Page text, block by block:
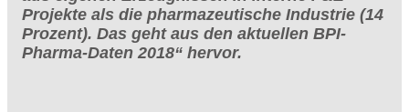
Projekte als die pharmazeutische Industrie (14
Prozent). Das geht aus den aktuellen BPI-
Pharma-Daten 2018“ hervor.